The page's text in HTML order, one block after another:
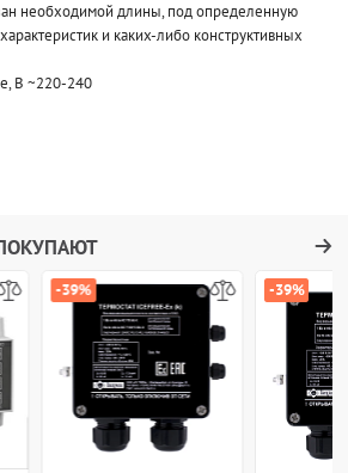
необходимой длины, под определенную
и каких-либо конструктивных
В ~220-240
-39% -39%